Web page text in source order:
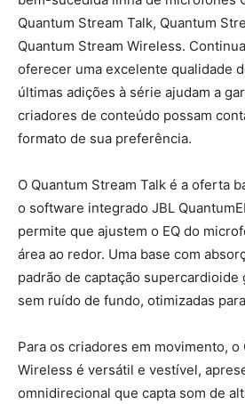
Quantum Stream Talk, Quantum
Quantum Stream Wireless.
oferecer uma excelente qualidade
últimas adições à série ajudam a
criadores de conteúdo possam
formato de sua preferência.
O Quantum Stream Talk é a oferta
o software integrado JBL
permite que ajustem o EQ do
área ao redor. Uma base com
padrão de captação supercardioide
sem ruído de fundo, otimizadas
Para os criadores em movimento, o
Wireless é versátil e vestível,
omnidirecional que capta som de